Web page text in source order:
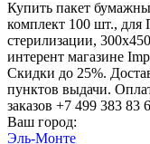
Купить пакет
комплект 100 шт.,
стерилизации,
интерент магазине
Скидки до 25%.
пунктов выдачи.
заказов +7 499 383 83
Ваш город:
Эль-Монте